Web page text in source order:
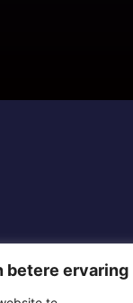
betere ervaring